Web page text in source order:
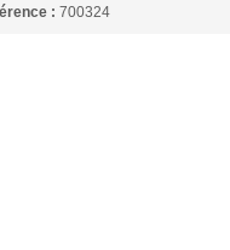
: 700324